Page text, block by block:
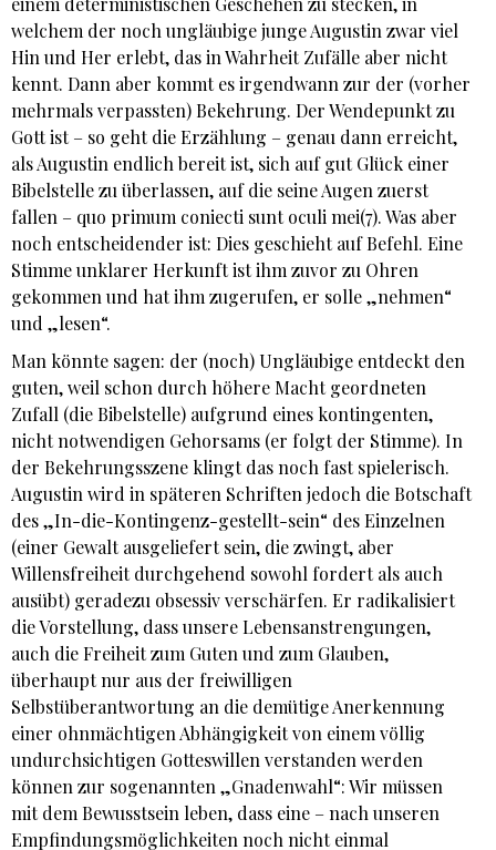
welchem der noch ungläubige junge Augustin zwar viel
Hin und Her erlebt, das in Wahrheit Zufälle aber nicht
kennt. Dann aber kommt es irgendwann zur der (vorher
mehrmals verpassten) Bekehrung. Der Wendepunkt zu
Gott ist – so geht die Erzählung – genau dann erreicht,
als Augustin endlich bereit ist, sich auf gut Glück einer
Bibelstelle zu überlassen, auf die seine Augen zuerst
fallen – quo primum coniecti sunt oculi mei(7). Was aber
noch entscheidender ist: Dies geschieht auf Befehl. Eine
Stimme unklarer Herkunft ist ihm zuvor zu Ohren
gekommen und hat ihm zugerufen, er solle „nehmen“
und „lesen“.
Man könnte sagen: der (noch) Ungläubige entdeckt den
guten, weil schon durch höhere Macht geordneten
Zufall (die Bibelstelle) aufgrund eines kontingenten,
nicht notwendigen Gehorsams (er folgt der Stimme). In
der Bekehrungsszene klingt das noch fast spielerisch.
Augustin wird in späteren Schriften jedoch die Botschaft
des „In-die-Kontingenz-gestellt-sein“ des Einzelnen
(einer Gewalt ausgeliefert sein, die zwingt, aber
Willensfreiheit durchgehend sowohl fordert als auch
ausübt) geradezu obsessiv verschärfen. Er radikalisiert
die Vorstellung, dass unsere Lebensanstrengungen,
auch die Freiheit zum Guten und zum Glauben,
überhaupt nur aus der freiwilligen
Selbstüberantwortung an die demütige Anerkennung
einer ohnmächtigen Abhängigkeit von einem völlig
undurchsichtigen Gotteswillen verstanden werden
können zur sogenannten „Gnadenwahl“: Wir müssen
mit dem Bewusstsein leben, dass eine – nach unseren
Empfindungsmöglichkeiten noch nicht einmal